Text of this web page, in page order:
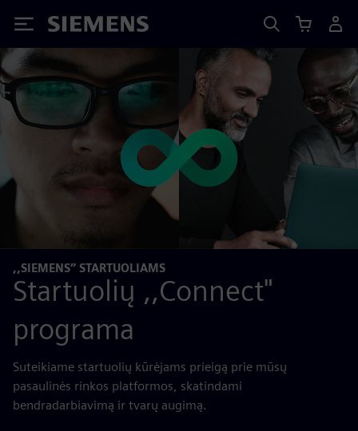
Siemens
,,SIEMENS” STARTUOLIAMS
Startuolių ,,Connect"
programa
Suteikiame startuolių kūrėjams prieigą prie mūsų
pasaulinės rinkos platformos, skatindami
bendradarbiavimą ir tvarų augimą.